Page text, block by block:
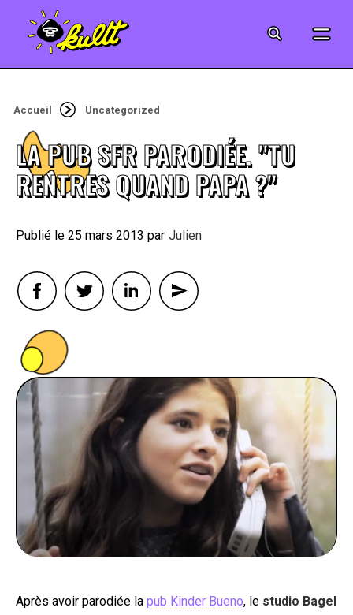
MUSIQUE
JEUX-VIDÉO
PEOPLE
FOOD
BONS PLANS
SOUTENEZ KULTT
Accueil Uncategorized
LA PUB SFR PARODIÉE. "TU
RENTRES QUAND PAPA ?"
25 mars 2013 By Julien
Après avoir parodiée la pub Kinder Bueno, le studio Bagel